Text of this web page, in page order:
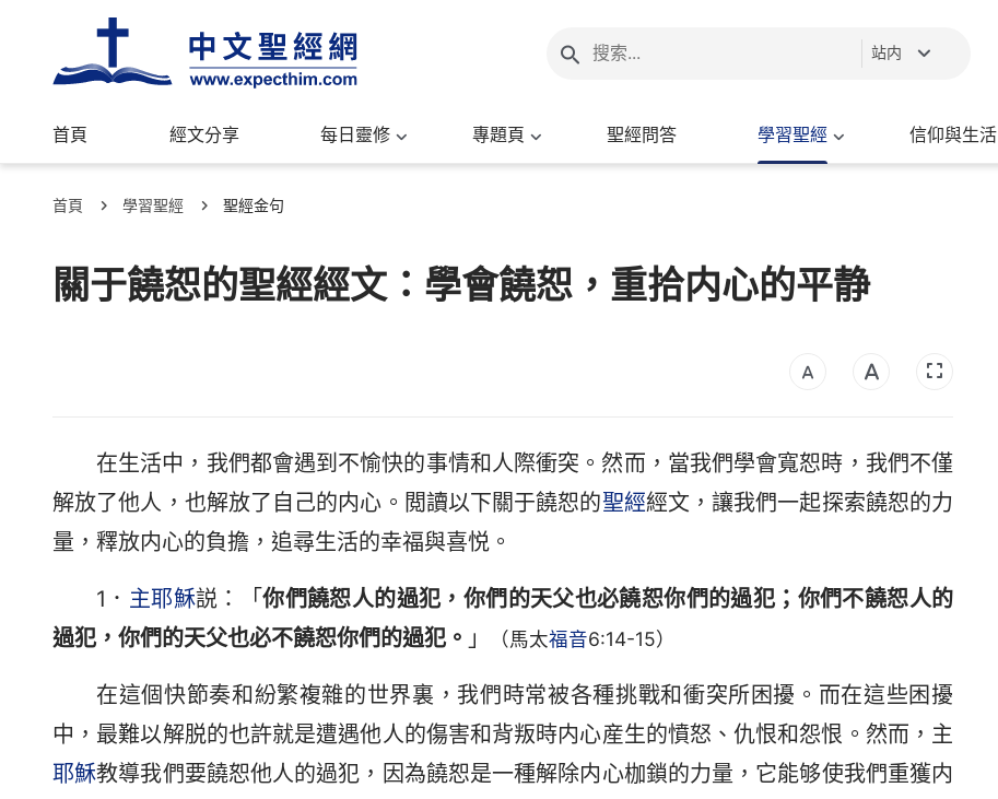
站内
首頁 經文分享 每日靈修 專題頁 聖經問答 學習聖經 信仰與生活
首頁 學習聖經 聖經金句
關于饒恕的聖經經文：學會饒恕，重拾内心的平静
在生活中，我們都會遇到不愉快的事情和人際衝突。然而，當我們學會寬恕時，我們不僅
解放了他人，也解放了自己的内心。閲讀以下關于饒恕的聖經經文，讓我們一起探索饒恕的力
量，釋放内心的負擔，追尋生活的幸福與喜悦。
1． 主耶穌説：「你們饒恕人的過犯，你們的天父也必饒恕你們的過犯；你們不饒恕人的
過犯，你們的天父也必不饒恕你們的過犯。 」 （馬太福音6:14-15）
在這個快節奏和紛繁複雜的世界裏，我們時常被各種挑戰和衝突所困擾。而在這些困擾
中，最難以解脱的也許就是遭遇他人的傷害和背叛時内心産生的憤怒、仇恨和怨恨。然而，主
耶穌教導我們要饒恕他人的過犯，因為饒恕是一種解除内心枷鎖的力量，它能够使我們重獲内